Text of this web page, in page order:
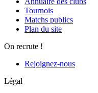
Tournois
Matchs publics
Plan du site
On recrute !
Rejoignez-nous
Légal